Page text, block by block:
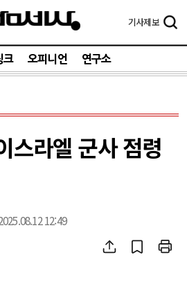
기사제보
크 오피니언 연구소
스라엘 군사 점령
12:49